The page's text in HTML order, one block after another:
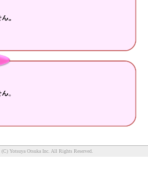
Yotsuya Otsuka Inc. All Rights Reserved.